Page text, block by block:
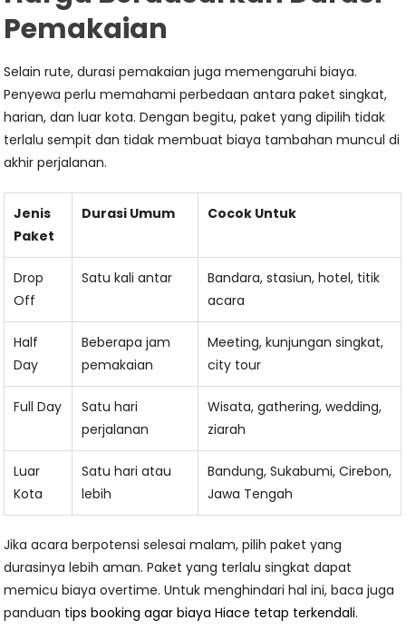
Pemakaian
Selain rute, durasi pemakaian juga memengaruhi biaya.
Penyewa perlu memahami perbedaan antara paket singkat,
harian, dan luar kota. Dengan begitu, paket yang dipilih tidak
terlalu sempit dan tidak membuat biaya tambahan muncul di
akhir perjalanan.
Jenis
Paket
Durasi Umum Cocok Untuk
Drop
Off
Satu kali antar
Bandara, stasiun, hotel, titik
acara
Half
Day
Beberapa jam
pemakaian
Meeting, kunjungan singkat,
city tour
Full Day
Satu hari
perjalanan
Wisata, gathering, wedding,
ziarah
Luar
Kota
Satu hari atau
lebih
Bandung, Sukabumi, Cirebon,
Jawa Tengah
Jika acara berpotensi selesai malam, pilih paket yang
durasinya lebih aman. Paket yang terlalu singkat dapat
memicu biaya overtime. Untuk menghindari hal ini, baca juga
panduan tips booking agar biaya Hiace tetap terkendali.